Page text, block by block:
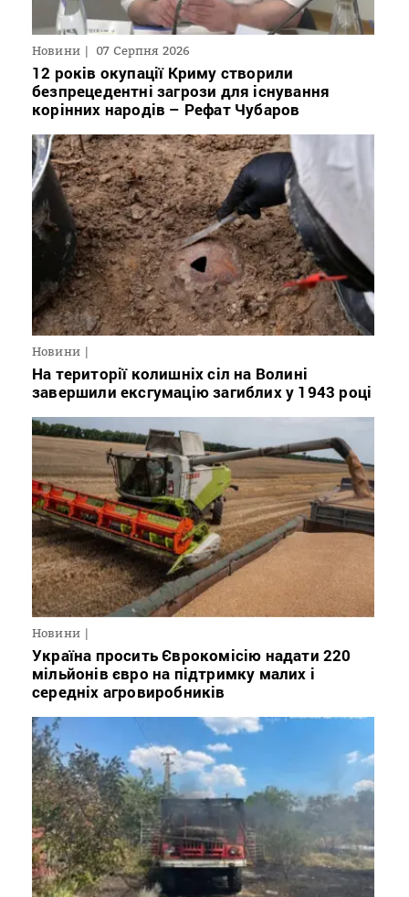
Новини 07 Серпня 2026
12 років окупації Криму створили
безпрецедентні загрози для існування
корінних народів – Рефат Чубаров
Новини
На території колишніх сіл на Волині
завершили ексгумацію загиблих у 1943 році
Новини
Україна просить Єврокомісію надати 220
мільйонів євро на підтримку малих і
середніх агровиробників